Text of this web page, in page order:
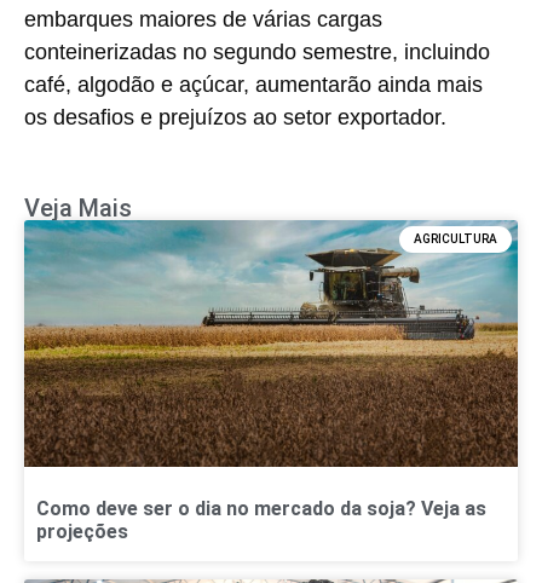
embarques maiores de várias cargas
conteinerizadas no segundo semestre, incluindo
café, algodão e açúcar, aumentarão ainda mais
os desafios e prejuízos ao setor exportador.
Veja Mais
AGRICULTURA
Como deve ser o dia no mercado da soja? Veja as
projeções